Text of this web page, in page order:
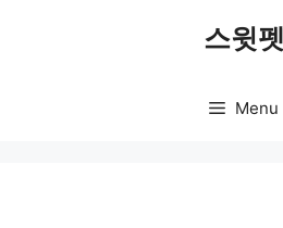
스윗펫
Menu